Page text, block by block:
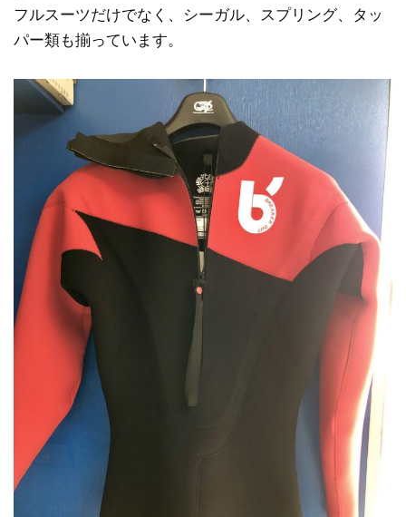
フルスーツだけでなく、シーガル、スプリング、タッ
パー類も揃っています。